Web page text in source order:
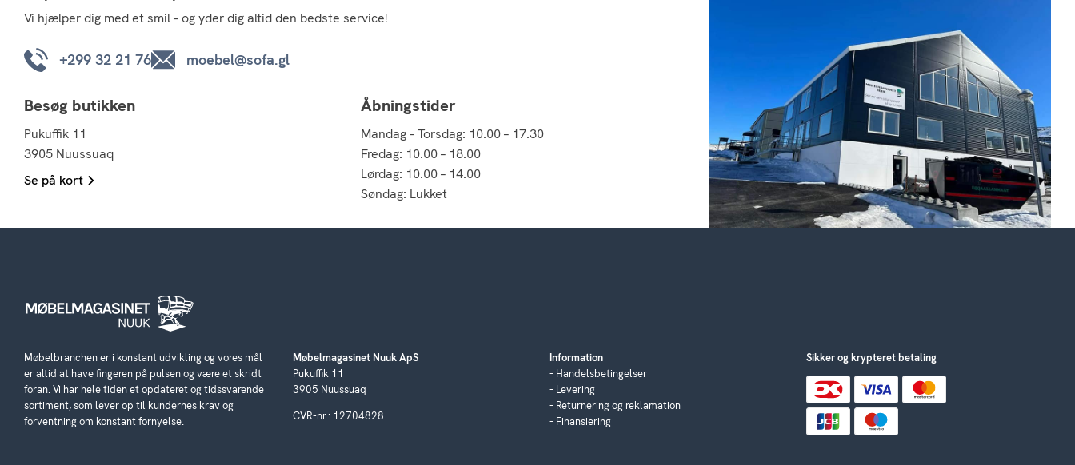
Vi hjælper dig med et smil – og yder dig altid den bedste service!
+299 32 21 76 moebel@sofa.gl
Besøg butikken
Pukuffik 11
3905 Nuussuaq
Se på kort
Åbningstider
Mandag - Torsdag: 10.00 – 17.30
Fredag: 10.00 – 18.00
Lørdag: 10.00 – 14.00
Søndag: Lukket
Møbelbranchen er i konstant udvikling og vores mål
er altid at have fingeren på pulsen og være et skridt
foran. Vi har hele tiden et opdateret og tidssvarende
sortiment, som lever op til kundernes krav og
forventning om konstant fornyelse.
Møbelmagasinet Nuuk ApS
Pukuffik 11
3905 Nuussuaq
CVR-nr.: 12704828
Information
Handelsbetingelser
Levering
Returnering og reklamation
Finansiering
Sikker og krypteret betaling